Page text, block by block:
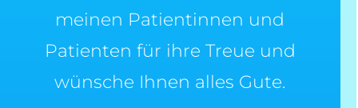
meinen Patientinnen und
Patienten für ihre Treue und
wünsche Ihnen alles Gute.